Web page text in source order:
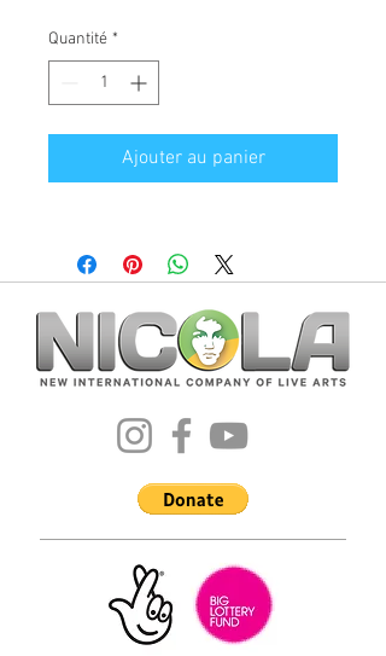
Quantité *
Ajouter au panier